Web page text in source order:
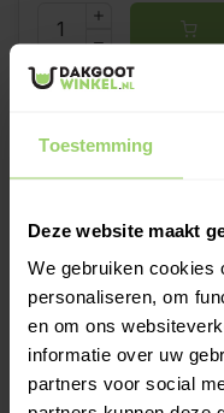
Toestemming
Deze website maakt
We gebruiken cookies
personaliseren, om
en om ons
informatie over uw
partners voor social
Regenpijp 80 mm P.10
zwart - 3 meter | Prefa
€43,80